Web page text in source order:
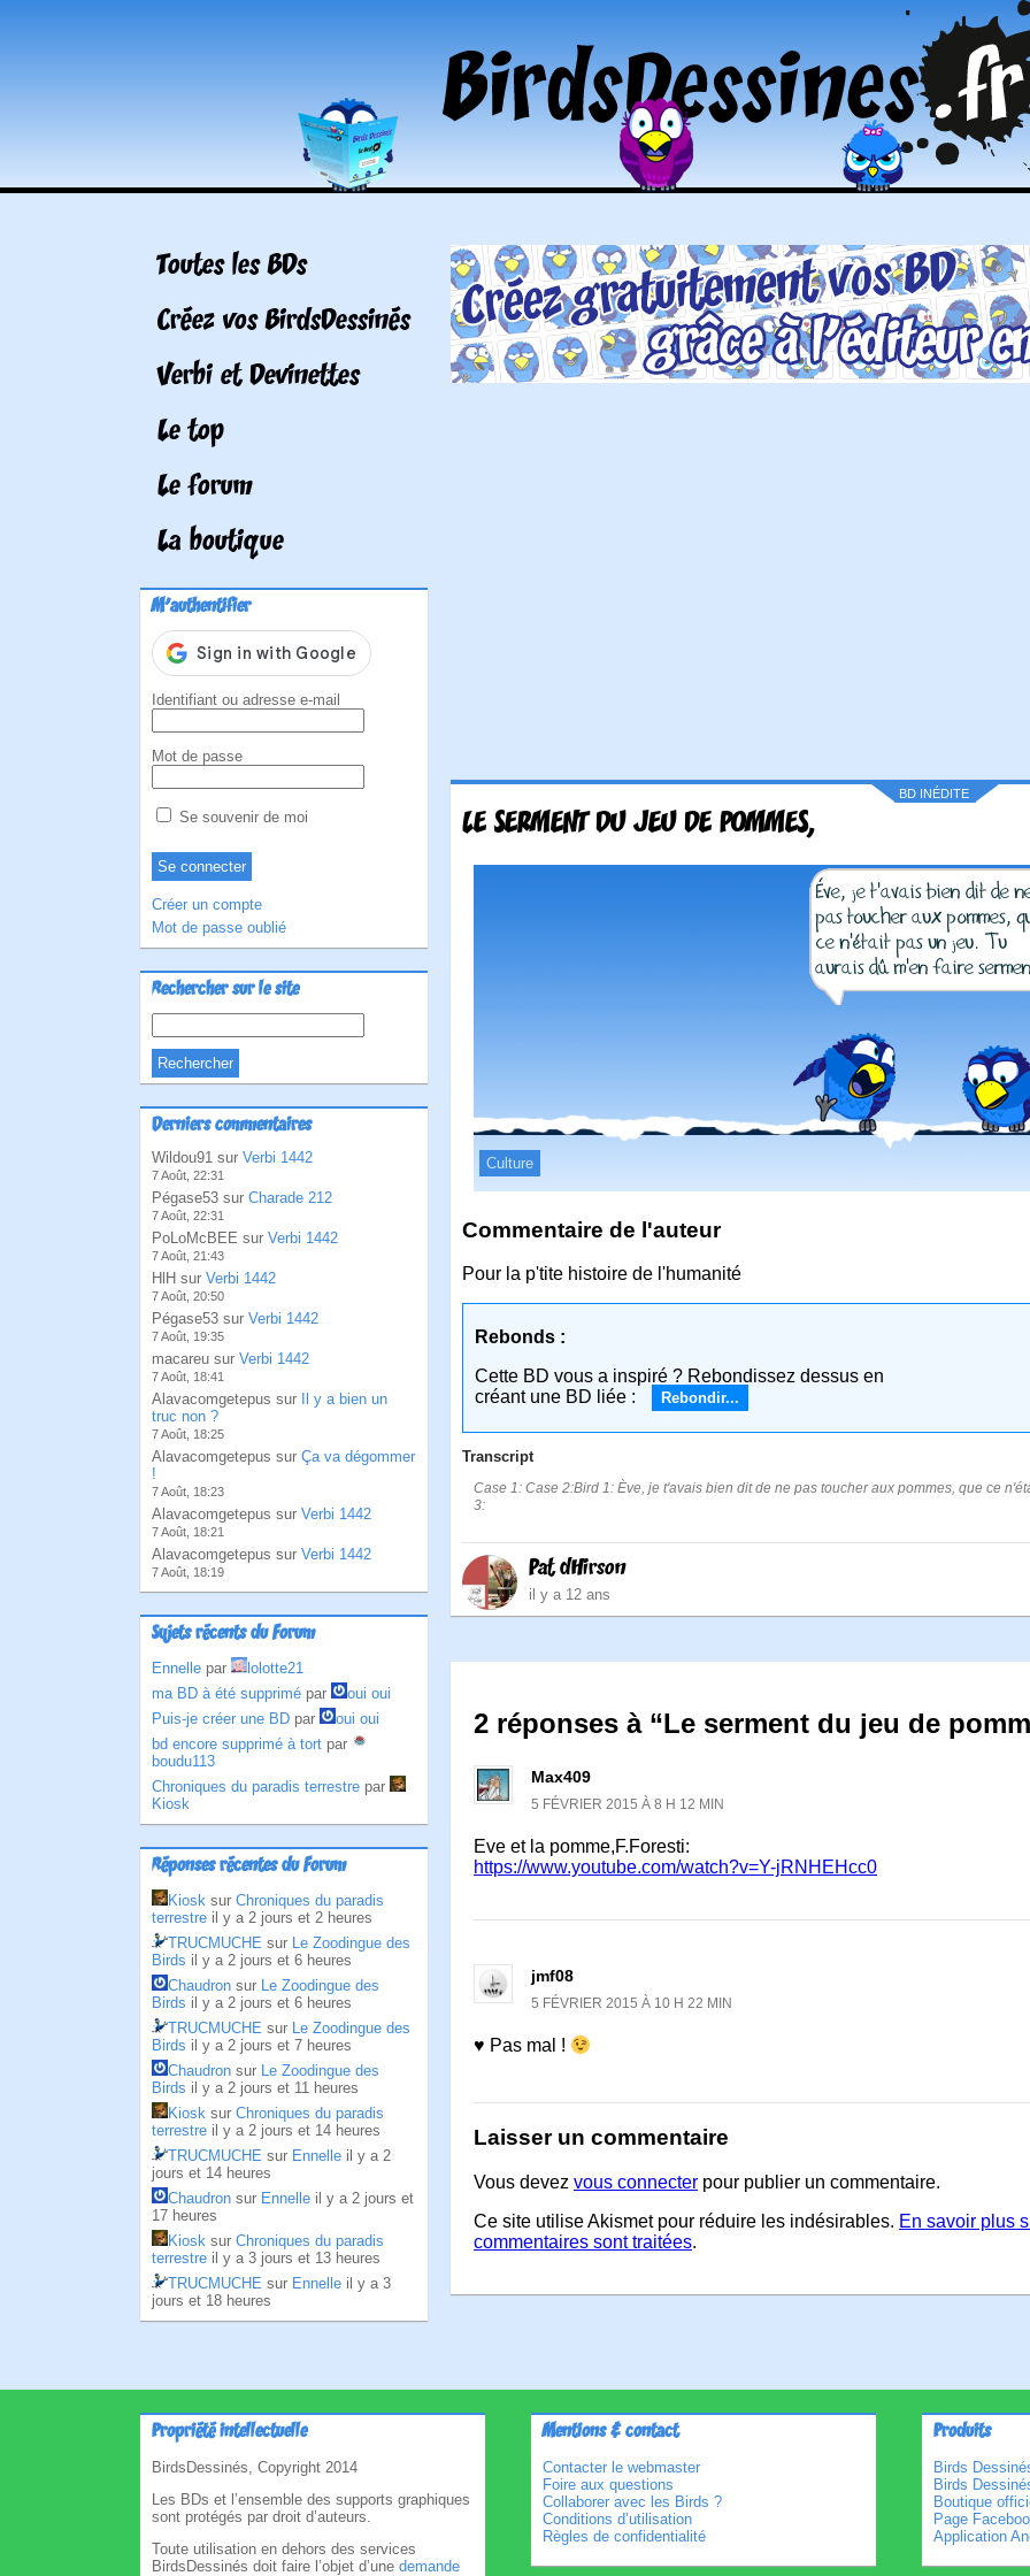
Toutes les BDs
Créez vos BirdsDessinés
Verbi et Devinettes
Le top
Le forum
La boutique
M'authentifier
Identifiant ou adresse e-mail
Mot de passe
Se souvenir de moi
Créer un compte
Mot de passe oublié
Rechercher sur le site
Derniers commentaires
Wildou91 sur Verbi 1442
7 Août, 22:31
Pégase53 sur Charade 212
7 Août, 22:31
PoLoMcBEE sur Verbi 1442
7 Août, 21:43
HlH sur Verbi 1442
7 Août, 20:50
Pégase53 sur Verbi 1442
7 Août, 19:35
macareu sur Verbi 1442
7 Août, 18:41
Alavacomgetepus sur
Il y a bien un
truc non ?
7 Août, 18:25
Alavacomgetepus sur Ça va dégommer
!
7 Août, 18:23
Alavacomgetepus sur Verbi 1442
7 Août, 18:21
Alavacomgetepus sur Verbi 1442
7 Août, 18:19
Sujets récents du Forum
Ennelle par
lolotte21
ma BD à été supprimé par
oui oui
Puis-je créer une BD par
oui oui
bd encore supprimé à tort par
boudu113
Chroniques du paradis terrestre par
Kiosk
Réponses récentes du Forum
Kiosk sur Chroniques du paradis
terrestre il y a 2 jours et 2 heures
TRUCMUCHE sur Le Zoodingue des
Birds il y a 2 jours et 6 heures
Chaudron sur Le Zoodingue des
Birds il y a 2 jours et 6 heures
TRUCMUCHE sur Le Zoodingue des
Birds il y a 2 jours et 7 heures
Chaudron sur Le Zoodingue des
Birds il y a 2 jours et 11 heures
Kiosk sur Chroniques du paradis
terrestre il y a 2 jours et 14 heures
TRUCMUCHE sur Ennelle il y a 2
jours et 14 heures
Chaudron sur Ennelle il y a 2 jours et
17 heures
Kiosk sur Chroniques du paradis
terrestre il y a 3 jours et 13 heures
TRUCMUCHE sur Ennelle il y a 3
jours et 18 heures
BD INÉDITE
LE SERMENT DU JEU DE POMMES,
Culture
Commentaire de l'auteur
Pour la p'tite histoire de l'humanité
Rebonds :
Cette BD vous a inspiré ? Rebondissez dessus en
créant une BD liée :
Rebondir...
Transcript
Case 1: Case 2:Bird 1: Ève, je t'avais bien dit de ne pas toucher aux pommes, que ce
3:
Pat dHirson
il y a 12 ans
2 réponses à “Le serment du jeu de
Max409
5 FÉVRIER 2015 À 8 H 12 MIN
Eve et la pomme,F.Foresti:
https://www.youtube.com/watch?v=Y-jRNHEHcc0
jmf08
5 FÉVRIER 2015 À 10 H 22 MIN
♥ Pas mal !
Laisser un commentaire
Vous devez vous connecter pour publier un commentaire.
Ce site utilise Akismet pour réduire les indésirables. En savoir plus
commentaires sont traitées.
Propriété intellectuelle
BirdsDessinés, Copyright 2014
Les BDs et l’ensemble des supports graphiques
sont protégés par droit d’auteurs.
Toute utilisation en dehors des services
BirdsDessinés doit faire l’objet d’une demande
Mentions & contact
Contacter le webmaster
Foire aux questions
Collaborer avec les Birds ?
Conditions d’utilisation
Règles de confidentialité
Produits
Birds
Birds
Boutique
Page
Application